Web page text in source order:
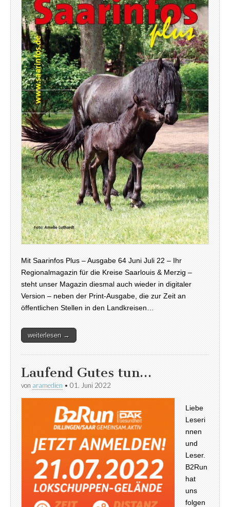
Mit Saarinfos Plus – Ausgabe 64 Juni Juli 22 – Ihr
Regionalmagazin für die Kreise Saarlouis & Merzig –
steht unser Magazin diesmal auch wieder in digitaler
Version – neben der Print-Ausgabe, die zur Zeit an
öffentlichen Stellen in den Landkreisen…
weiterlesen →
Laufend Gutes tun…
von aramedien • 01. Juni 2022
Liebe
Leseri
nnen
und
Leser.
B2Run
hat
uns
folgen